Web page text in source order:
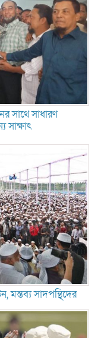
সাথে সাধারণ
মন্তব্য সাদপন্থিদের